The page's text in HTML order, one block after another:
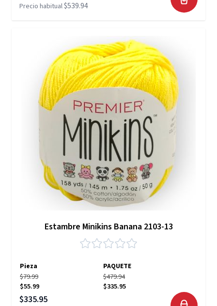
Precio habitual$539.94
Estambre Minikins Banana 2103-13
Pieza
PAQUETE
$79.99
$55.99
$479.94
$335.95
Precio especial
$335.95